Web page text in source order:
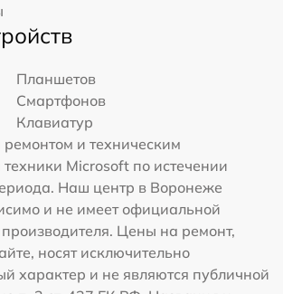
Планшетов
Смартфонов
Клавиатур
и техническим
Microsoft по истечении
Наш центр в Воронеже
и не имеет официальной
Цены на ремонт,
носят исключительно
характер и не являются публичной